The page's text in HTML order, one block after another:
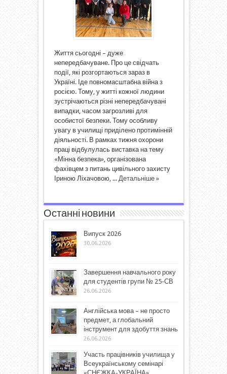
Життя сьогодні – дуже
непередбачуване. Про це свідчать
події, які розгортаються зараз в
Україні. Іде повномасштабна війна з
росією. Тому, у житті кожної людини
зустрічаються різні непередбачувані
випадки, часом загрозливі для
особистої безпеки. Тому особливу
увагу в училищі приділено протимінній
діяльності. В рамках тижня охорони
праці відбулулась виставка на тему
«Мінна безпека», організована
фахівцем з питань цивільного захисту
Іриною Ліхачовою, ... Детальніше »
Останні новини
Випуск 2026
30.06.2026
Завершення навчального року
для студентів групи № 25-СВ
26.06.2026
Англійська мова – не просто
предмет, а глобальний
інструмент для здобуття знань
26.06.2026
Участь працівників училища у
Всеукраїнському семінарі